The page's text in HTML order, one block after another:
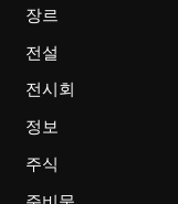
장르
전설
전시회
정보
주식